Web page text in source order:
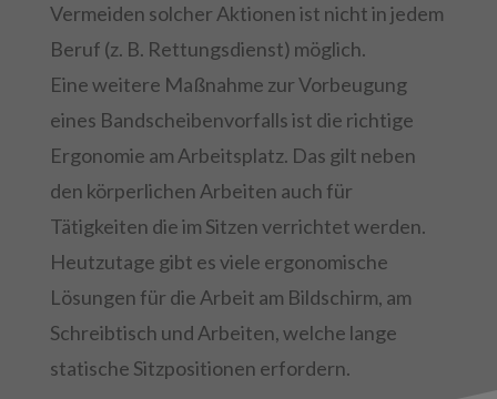
Vermeiden solcher Aktionen ist nicht in jedem
Beruf (z. B. Rettungsdienst) möglich.
Eine weitere Maßnahme zur Vorbeugung
eines Bandscheibenvorfalls ist die richtige
Ergonomie am Arbeitsplatz. Das gilt neben
den körperlichen Arbeiten auch für
Tätigkeiten die im Sitzen verrichtet werden.
Heutzutage gibt es viele ergonomische
Lösungen für die Arbeit am Bildschirm, am
Schreibtisch und Arbeiten, welche lange
statische Sitzpositionen erfordern.